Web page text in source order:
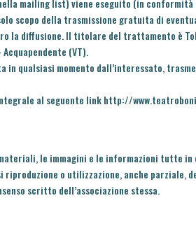
mailing list) viene eseguito (in conformità
scopo della trasmissione gratuita di
la diffusione. Il titolare del trattamento è
(VT).
in qualsiasi momento dall’interessato,
al seguente linkhttp://
le immagini e le informazioni tutte in
riproduzione o utilizzazione, anche
scritto dell’associazione stessa.